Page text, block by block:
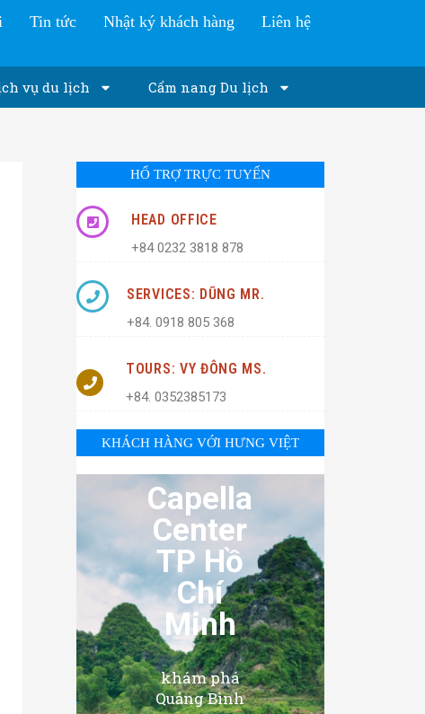
Tin tức Nhật ký khách hàng Liên hệ
vụ du lịch Cẩm nang Du lịch
HỔ TRỢ TRỰC TUYẾN
HEAD OFFICE
+84 0232 3818 878
SERVICES: DŨNG MR.
+84. 0918 805 368
TOURS: VY ĐÔNG MS.
+84. 0352385173
KHÁCH HÀNG VỚI HƯNG VIỆT
Capella
Center
TP Hồ
Chí
Minh
khám phá
Quảng Bình